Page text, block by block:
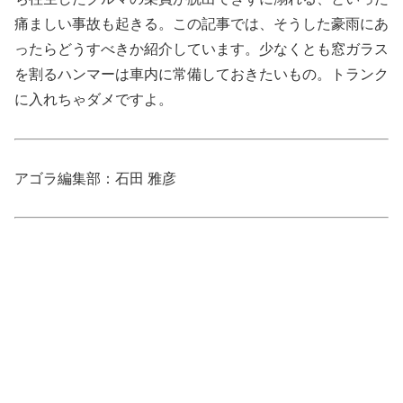
痛ましい事故も起きる。この記事では、そうした豪雨にあ
ったらどうすべきか紹介しています。少なくとも窓ガラス
を割るハンマーは車内に常備しておきたいもの。トランク
に入れちゃダメですよ。
アゴラ編集部：石田 雅彦